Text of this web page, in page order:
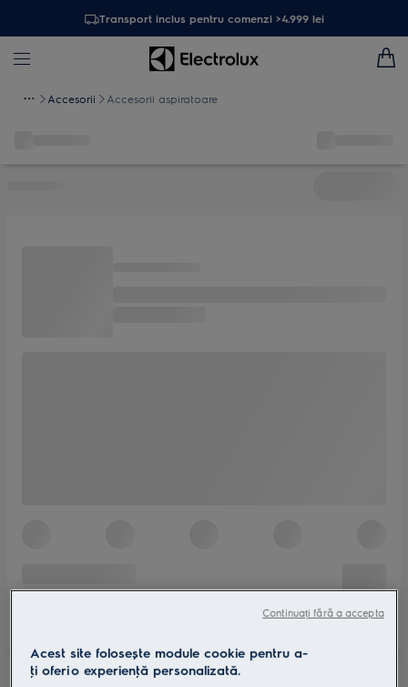
Transport inclus pentru comenzi >4.999 lei
Accesorii Accesorii aspiratoare
Acest site folosește module cookie pentru a-
ţi oferi o experienţă personalizată.
Continuați fără a accepta